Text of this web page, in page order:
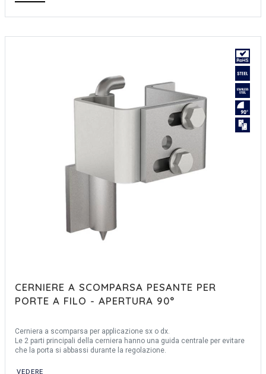
CERNIERE A SCOMPARSA PESANTE PER
PORTE A FILO - APERTURA 90°
Cerniera a scomparsa per applicazione sx o dx.
Le 2 parti principali della cerniera hanno una guida centrale per evitare
che la porta si abbassi durante la regolazione.
VEDERE